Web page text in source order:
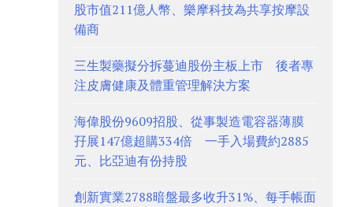
股市值211億人幣、樂摩科技為共享按摩設
備商
三生製藥擬分拆蔓迪股份主板上市 後者專
注皮膚健康及體重管理解決方案
海偉股份9609招股、從事製造電容器薄膜
孖展147億超購334倍 一手入場費約2885
元、比亞迪有份持股
創新實業2788暗盤最多收升31%、每手帳面